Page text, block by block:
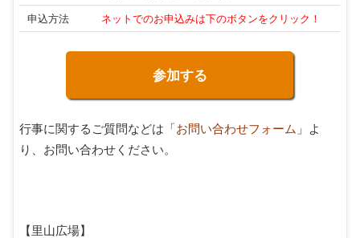
申込方法
ネットでのお申込みは下のボタンをクリック！
参加する
行事に関するご質問などは「お問い合わせフォーム 」よ
り、お問い合わせください。
【里山広場】